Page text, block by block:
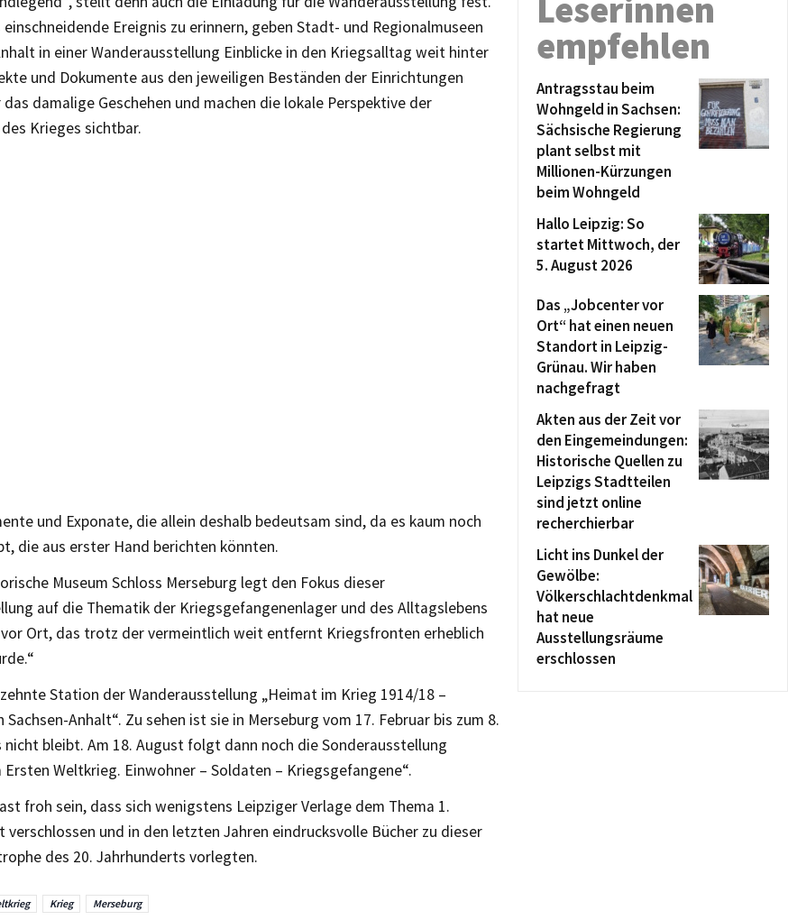
einschneidende Ereignis zu erinnern, geben Stadt- und Regionalmuseen
in einer Wanderausstellung Einblicke in den Kriegsalltag weit hinter
und Dokumente aus den jeweiligen Beständen der Einrichtungen
damalige Geschehen und machen die lokale Perspektive der
Krieges sichtbar.
und Exponate, die allein deshalb bedeutsam sind, da es kaum noch
die aus erster Hand berichten könnten.
Museum Schloss Merseburg legt den Fokus dieser
auf die Thematik der Kriegsgefangenenlager und des Alltagslebens
vor Ort, das trotz der vermeintlich weit entfernt Kriegsfronten erheblich
Station der Wanderausstellung „Heimat im Krieg 1914/18 –
Sachsen-Anhalt“. Zu sehen ist sie in Merseburg vom 17. Februar bis zum 8.
nicht bleibt. Am 18. August folgt dann noch die Sonderausstellung
Ersten Weltkrieg. Einwohner – Soldaten – Kriegsgefangene“.
froh sein, dass sich wenigstens Leipziger Verlage dem Thema 1.
verschlossen und in den letzten Jahren eindrucksvolle Bücher zu dieser
des 20. Jahrhunderts vorlegten.
Krieg Merseburg
Leserinnen
empfehlen
Antragsstau beim
Wohngeld in Sachsen:
Sächsische Regierung
plant selbst mit
Millionen-Kürzungen
beim Wohngeld
Hallo Leipzig: So
startet Mittwoch, der
5. August 2026
Das „Jobcenter vor
Ort“ hat einen neuen
Standort in Leipzig-
Grünau. Wir haben
nachgefragt
Akten aus der Zeit vor
den Eingemeindungen:
Historische Quellen zu
Leipzigs Stadtteilen
sind jetzt online
recherchierbar
Licht ins Dunkel der
Gewölbe:
Völkerschlachtdenkmal
hat neue
Ausstellungsräume
erschlossen